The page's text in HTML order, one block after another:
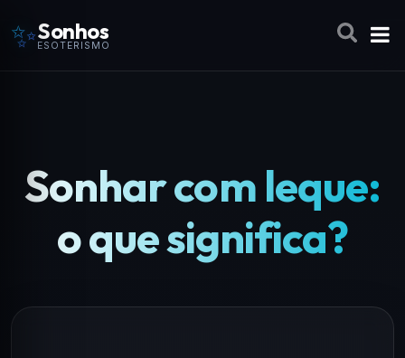
✨Sonhos
ESOTERISMO
Sonhar com leque:
o que significa?